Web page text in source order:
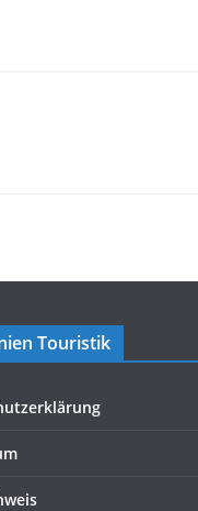
Touristik